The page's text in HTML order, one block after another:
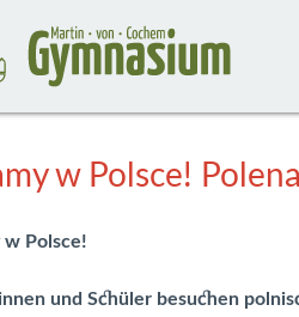
w Polsce!
Polsce!
und Schüler besuchen